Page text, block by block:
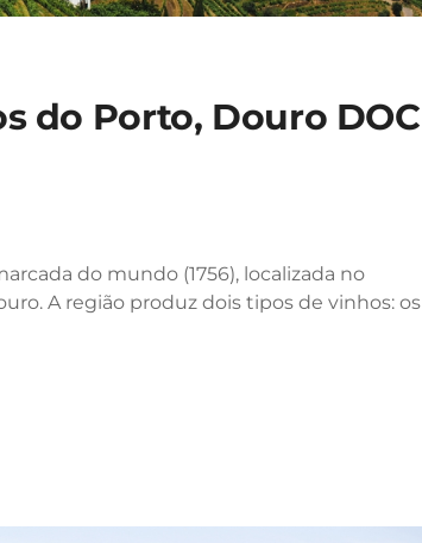
do Porto, Douro DOC
do mundo (1756), localizada no
A região produz dois tipos de vinhos: os